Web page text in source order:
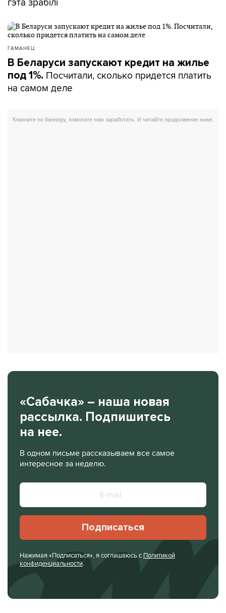
ГАМАНЕЦ
В Беларуси запускают кредит на жилье
под 1%. Посчитали, сколько придется платить
на самом деле
«Сабачка» – наша новая
рассылка. Подпишитесь
на нее.
В одном письме рассказываем все самое
интересное за неделю.
Подписаться
Нажимая «Подписаться», я соглашаюсь с Политикой
конфиденциальности.